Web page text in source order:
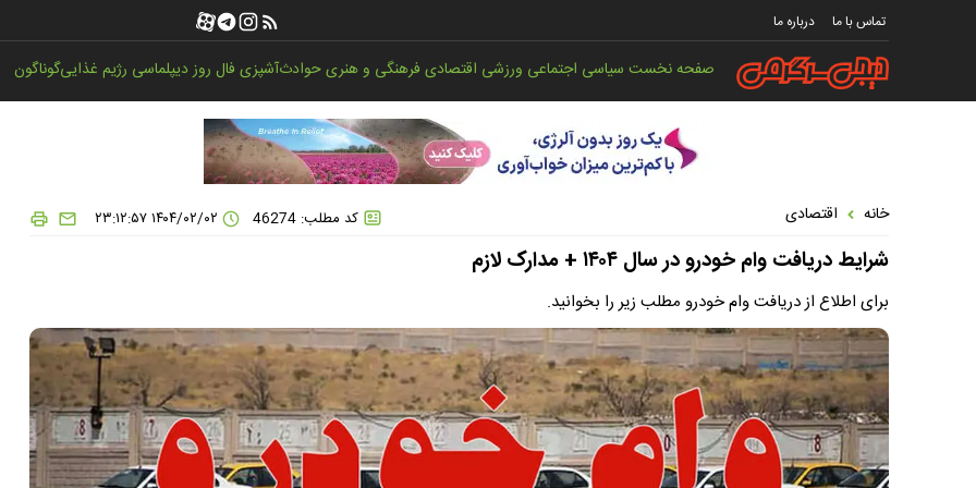
تماس با ما درباره ما
صفحه نخستسیاسی اجتماعی ورزشی اقتصادیفرهنگی و هنریحوادثآشپزیفال روزدیپلماسی رژیم غذاییگوناگون
خانه اقتصادی کد مطلب: 46274
شرایط دریافت وام خودرو در سال ۱۴۰۴ + مدارک لازم
برای اطلاع از دریافت وام خودرو مطلب زیر را بخوانید.